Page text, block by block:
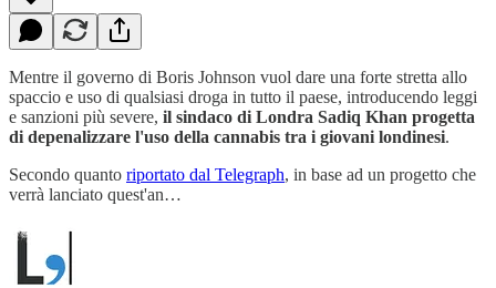
Mentre il governo di Boris Johnson vuol dare una forte stretta allo
spaccio e uso di qualsiasi droga in tutto il paese, introducendo leggi
e sanzioni più severe, il sindaco di Londra Sadiq Khan progetta
di depenalizzare l'uso della cannabis tra i giovani londinesi.
Secondo quanto riportato dal Telegraph, in base ad un progetto che
verrà lanciato quest'an…